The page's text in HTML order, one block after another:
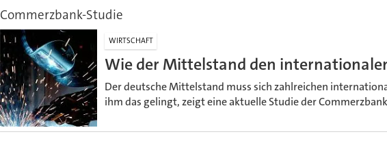
Commerzbank-Studie
WIRTSCHAFT
Wie der Mittelstand den
Der deutsche Mittelstand muss sich zahlreichen
ihm das gelingt, zeigt eine aktuelle Studie der